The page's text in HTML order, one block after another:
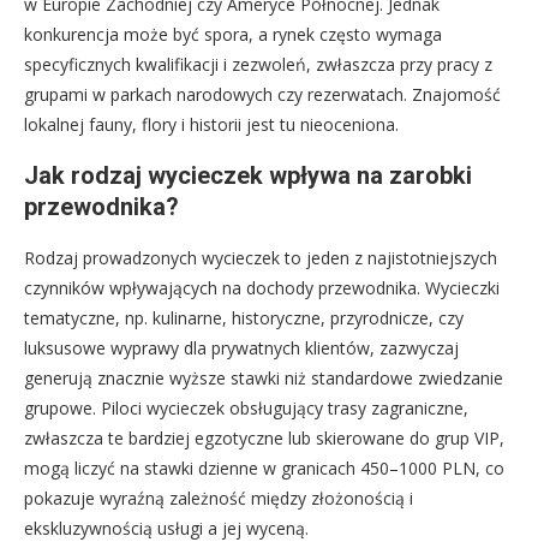
konkurencja może być spora, a rynek często wymaga
specyficznych kwalifikacji i zezwoleń, zwłaszcza przy pracy z
grupami w parkach narodowych czy rezerwatach. Znajomość
lokalnej fauny, flory i historii jest tu nieoceniona.
Jak rodzaj wycieczek wpływa na zarobki
przewodnika?
Rodzaj prowadzonych wycieczek to jeden z najistotniejszych
czynników wpływających na dochody przewodnika. Wycieczki
tematyczne, np. kulinarne, historyczne, przyrodnicze, czy
luksusowe wyprawy dla prywatnych klientów, zazwyczaj
generują znacznie wyższe stawki niż standardowe zwiedzanie
grupowe. Piloci wycieczek obsługujący trasy zagraniczne,
zwłaszcza te bardziej egzotyczne lub skierowane do grup VIP,
mogą liczyć na stawki dzienne w granicach 450–1000 PLN, co
pokazuje wyraźną zależność między złożonością i
ekskluzywnością usługi a jej wyceną.